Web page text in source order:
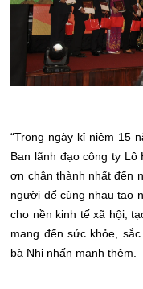
“Trong ngày kỉ niệm 15
Ban lãnh đạo công ty
ơn chân thành nhất đến
người để cùng nhau tạo
cho nền kinh tế xã hội,
mang đến sức khỏe,
bà Nhi nhấn mạnh thêm.